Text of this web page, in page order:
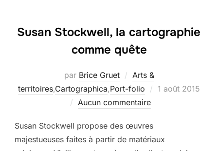
Susan Stockwell, la cartographie
comme quête
par Brice Gruet
Arts &
territoires,Cartographica,Port-folio
Publié
1 août 2015
Aucun commentaire
Susan Stockwell propose des œuvres
majestueuses faites à partir de matériaux